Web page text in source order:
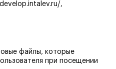
,
файлы, которые
при посещении